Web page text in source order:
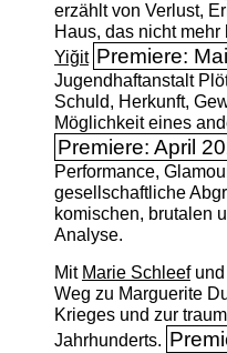
erzählt von Verlust,
Haus, das nicht
Yiğit Premiere:
Jugendhaftanstalt
Schuld, Herkunft,
Möglichkeit eines
Premiere: April
Performance,
gesellschaftliche
komischen, brutalen
Analyse.
Mit Marie Schleefund
Weg zu Marguerite
Krieges und zur
Jahrhunderts.